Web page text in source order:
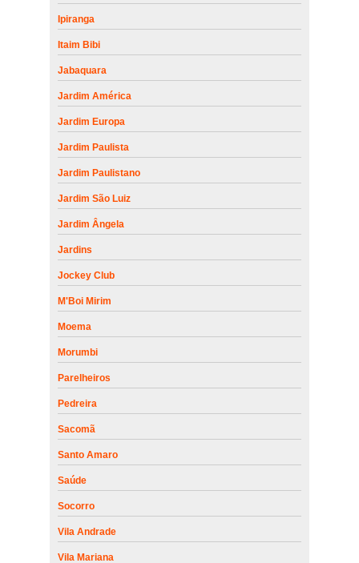
Ipiranga
Itaim Bibi
Jabaquara
Jardim América
Jardim Europa
Jardim Paulista
Jardim Paulistano
Jardim São Luiz
Jardim Ângela
Jardins
Jockey Club
M'Boi Mirim
Moema
Morumbi
Parelheiros
Pedreira
Sacomã
Santo Amaro
Saúde
Socorro
Vila Andrade
Vila Mariana